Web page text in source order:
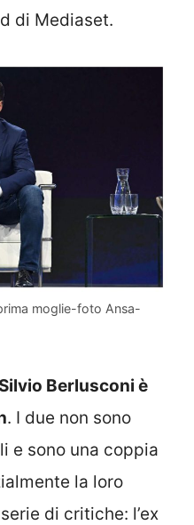
di Mediaset.
moglie-foto Ansa-
Berlusconi è
. I due non sono
e sono una coppia
la loro
di critiche: l’ex